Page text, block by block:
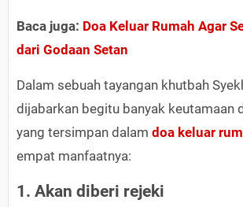
Baca juga: Doa Keluar Rumah Agar
dari Godaan Setan​
Dalam sebuah tayangan khutbah
dijabarkan begitu banyak keutamaan
yang tersimpan dalam doa keluar
empat manfaatnya:
1. Akan diberi rejeki